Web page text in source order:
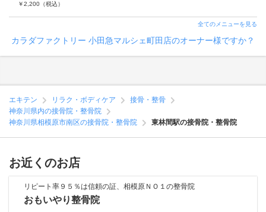
￥2,200 （税込）
全てのメニューを見る
カラダファクトリー 小田急マルシェ町田店のオーナー様ですか？
エキテン リラク・ボディケア
接骨・整骨
神奈川県内の接骨院・整骨院
神奈川県相模原市南区の接骨院・整骨院
東林間駅の接骨院・整骨院
お近くのお店
リピート率９５％は信頼の証、相模原ＮＯ１の整骨院
おもいやり整骨院